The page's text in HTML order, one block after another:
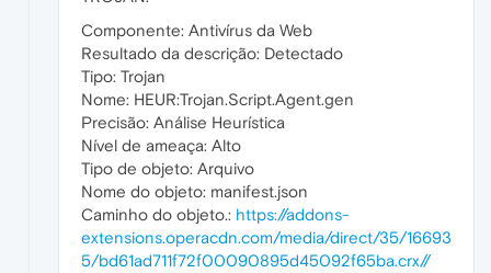
Componente: Antivírus da Web
Resultado da descrição: Detectado
Tipo: Trojan
Nome: HEUR:Trojan.Script.Agent.gen
Precisão: Análise Heurística
Nível de ameaça: Alto
Tipo de objeto: Arquivo
Nome do objeto: manifest.json
Caminho do objeto.: https://addons-
extensions.operacdn.com/media/direct/35/16693
5/bd61ad711f72f00090895d45092f65ba.crx//